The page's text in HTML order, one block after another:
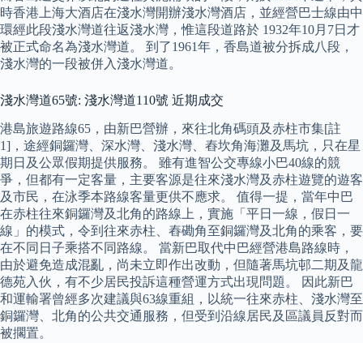
時香港上海大酒店在淺水灣開辦淺水灣酒店，並經營巴士線由中
環經此段淺水灣道往返淺水灣，惟這段道路於 1932年10月7日才
被正式命名為淺水灣道。 到了1961年，香島道被分拆成八段，
淺水灣的一段被併入淺水灣道。
淺水灣道65號: 淺水灣道110號 近期成交
港島旅遊路線65，由新巴營辦，來往北角碼頭及赤柱市集[註
1]，途經銅鑼灣、深水灣、淺水灣、舂坎角海灘及馬坑，只在星
期日及公眾假期提供服務。 雖有進智公交專線小巴40線的競
爭，但都有一定客量，主要客源是往來淺水灣及赤柱遊覽的遊客
及市民，在泳季本路線客量更供不應求。 值得一提，當年中巴
在赤柱往來銅鑼灣及北角的路線上，實施「平日一線，假日一
線」的模式，令到往來赤柱、舂磡角至銅鑼灣及北角的乘客，要
在不同日子乘搭不同路線。 當新巴取代中巴經營港島路線時，
由於避免造成混亂，尚未立即作出改動，但隨著馬坑邨二期及龍
德苑入伙，有不少居民投訴這種營運方式出現問題。 因此新巴
和運輸署曾經多次建議與63線重組，以統一往來赤柱、淺水灣至
銅鑼灣、北角的公共交通服務，但受到沿線居民及區議員反對而
被擱置。